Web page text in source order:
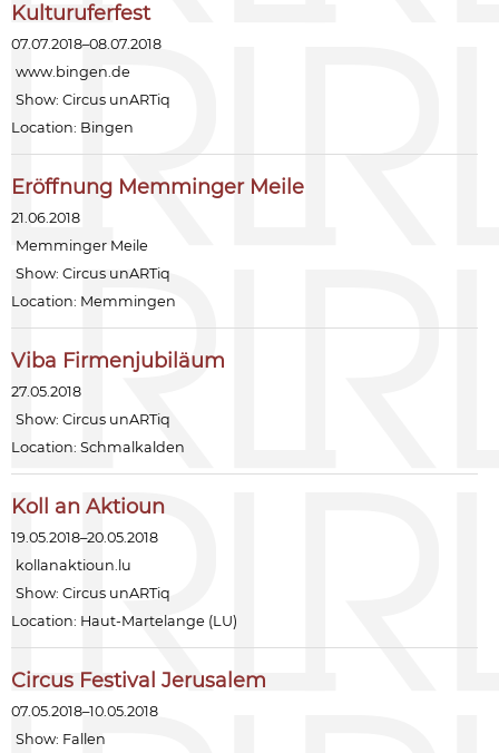
Kulturuferfest
07.07.2018–08.07.2018
www.bingen.de
Show:Circus unARTiq
Location: Bingen
Eröffnung Memminger Meile
21.06.2018
Memminger Meile
Show:Circus unARTiq
Location: Memmingen
Viba Firmenjubiläum
27.05.2018
Show:Circus unARTiq
Location: Schmalkalden
Koll an Aktioun
19.05.2018–20.05.2018
kollanaktioun.lu
Show:Circus unARTiq
Location: Haut-Martelange (LU)
Circus Festival Jerusalem
07.05.2018–10.05.2018
Show: Fallen